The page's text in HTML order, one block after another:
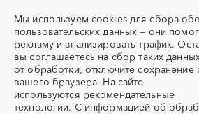
Акварель
Аккумуляторы
Алмазное бурение
Алюминиевые
конструкции
Тверская область
Тульская область
Тыва
Тюменская область
Ульяновская область
Хакасия
Мы используем cookies для сбора
пользовательских данных — они
рекламу и анализировать трафик.
вы соглашаетесь на сбор таких
от обработки, отключите сохранение
вашего браузера. На сайте
используются рекомендательные
технологии. С информацией об